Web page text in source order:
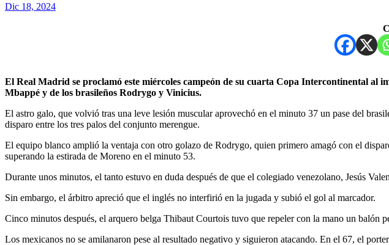
Dic 18, 2024
El Real Madrid se proclamó este miércoles campeón de su cuarta Copa Intercontinental al imponerse por 3-0 al Pachuca mexicano en el estadio Lusail de Doha gracias a los goles del francés Kylian
Mbappé y de los brasileños Rodrygo y Vinicius.
El astro galo, que volvió tras una leve lesión muscular aprovechó en el minuto 37 un pase del
disparo entre los tres palos del conjunto merengue.
El equipo blanco amplió la ventaja con otro golazo de Rodrygo, quien primero amagó con el
superando la estirada de Moreno en el minuto 53.
Durante unos minutos, el tanto estuvo en duda después de que el colegiado venezolano, Jesús
Sin embargo, el árbitro apreció que el inglés no interfirió en la jugada y subió el gol al marcador.
Cinco minutos después, el arquero belga Thibaut Courtois tuvo que repeler con la mano un balón
Los mexicanos no se amilanaron pese al resultado negativo y siguieron atacando. En el 67, el